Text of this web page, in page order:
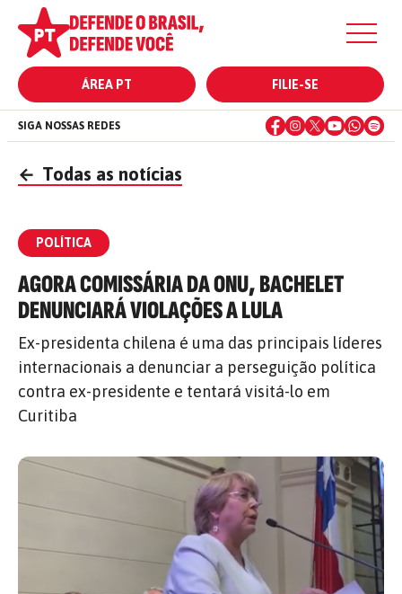
ÁREA PT FILIE-SE
SIGA NOSSAS REDES
← Todas as notícias
POLÍTICA
AGORA COMISSÁRIA DA ONU, BACHELET
DENUNCIARÁ VIOLAÇÕES A LULA
Ex-presidenta chilena é uma das principais líderes
internacionais a denunciar a perseguição política
contra ex-presidente e tentará visitá-lo em
Curitiba